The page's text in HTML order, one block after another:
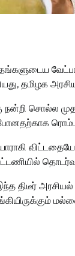
தமிழக
நன்றி சொல்ல
அரசியல்